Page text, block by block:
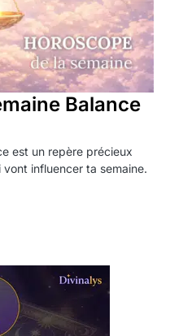
Balance
est un repère précieux
influencer ta semaine.